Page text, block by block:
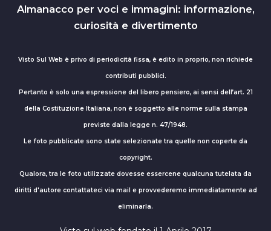
Almanacco per voci e immagini: informazione,
curiosità e divertimento
Visto Sul Web è privo di periodicità fissa, è edito in proprio, non richiede
contributi pubblici.
Pertanto è solo una espressione del libero pensiero, ai sensi dell’art. 21
della Costituzione Italiana, non è soggetto alle norme sulla stampa
previste dalla legge n. 47/1948.
Le foto pubblicate sono state selezionate tra quelle non coperte da
copyright.
Qualora, tra le foto utilizzate dovesse essercene qualcuna tutelata da
diritti d'autore contattateci via mail e provvederemo immediatamente ad
eliminarla.